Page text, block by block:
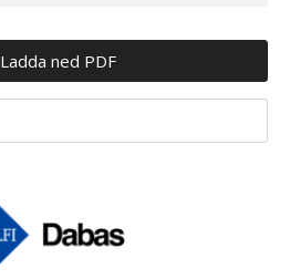
Ladda ned PDF